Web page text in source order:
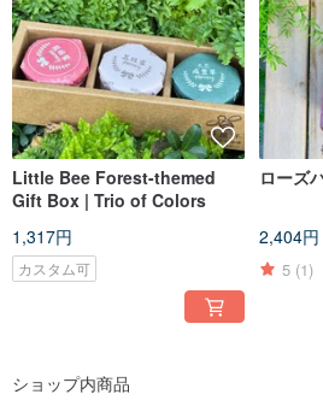
Little Bee Forest-themed
Gift Box | Trio of Colors
1,317円
カスタム可
ローズ
2,404円
5 (1)
ショップ内商品